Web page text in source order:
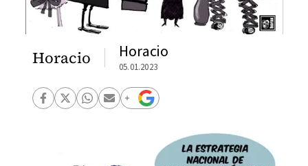
Horacio Horacio
05.01.2023